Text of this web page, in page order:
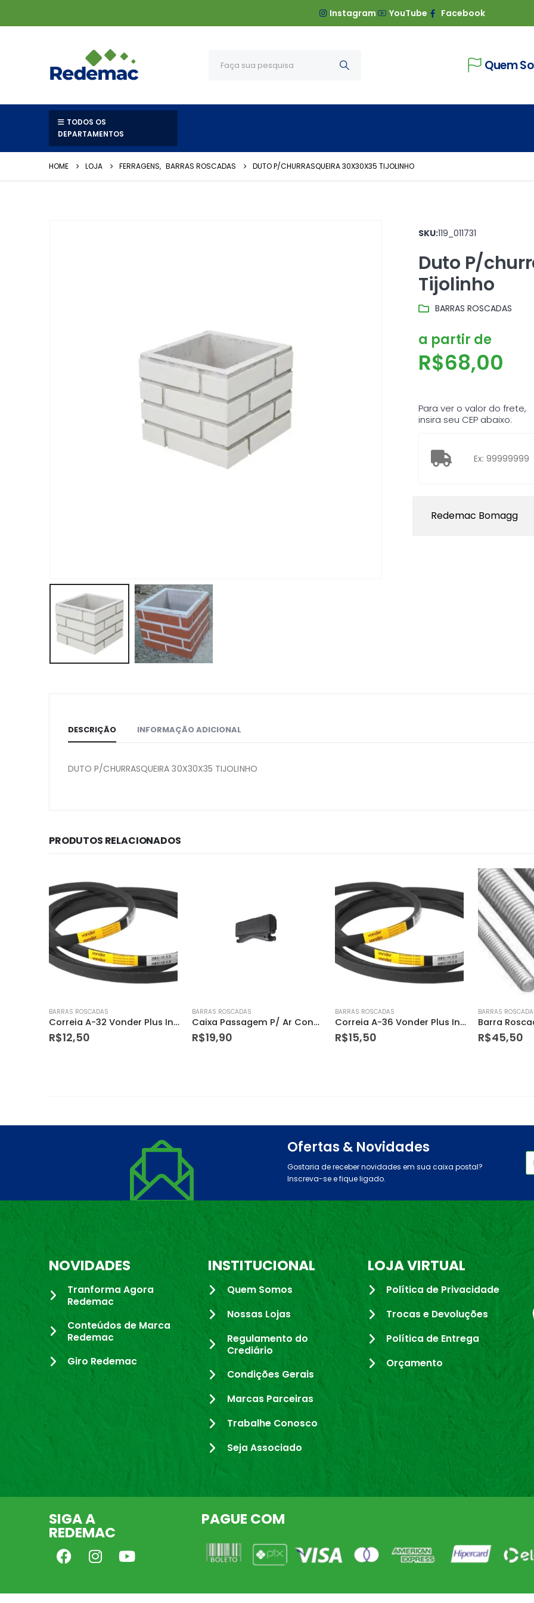
Instagram YouTube Facebook
Quem
TODOS OS
DEPARTAMENTOS
HOME LOJA FERRAGENS, BARRAS ROSCADAS DUTO P/CHURRASQUEIRA 30X30X35 TIJOLINHO
SKU:119_011731
Duto P/
Tijolinho
BARRAS ROSCADAS
a partir de
R$68,00
Para ver o valor do frete,
insira seu CEP abaixo:
Redemac Bomagg
DESCRIÇÃO INFORMAÇÃO ADICIONAL
DUTO P/CHURRASQUEIRA 30X30X35 TIJOLINHO
PRODUTOS RELACIONADOS
BARRAS ROSCADAS
Caixa Passagem P/ Ar Condicionado Split
R$19,90
BARRAS ROSCADAS
Correia A-36 Vonder Plus Industrial
R$15,50
BARRAS ROSCADAS
Barra Roscada 3/4″
R$45,50
BARRAS
R$39,90
Ofertas & Novidades
Gostaria de receber novidades em sua caixa postal?
Inscreva-se e fique ligado.
NOVIDADES
Tranforma Agora
Redemac
Conteúdos de Marca
Redemac
Giro Redemac
INSTITUCIONAL
Quem Somos
Nossas Lojas
Regulamento do
Crediário
Condições Gerais
Marcas Parceiras
Trabalhe Conosco
Seja Associado
LOJA VIRTUAL
Política de Privacidade
Trocas e Devoluções
Política de Entrega
Orçamento
SIGA A
REDEMAC
PAGUE COM